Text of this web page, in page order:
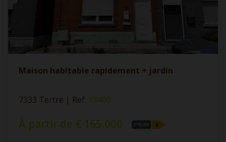
Maison habitable rapidement + jardin
7333 Tertre | Ref: 13400
À partir de € 165.000